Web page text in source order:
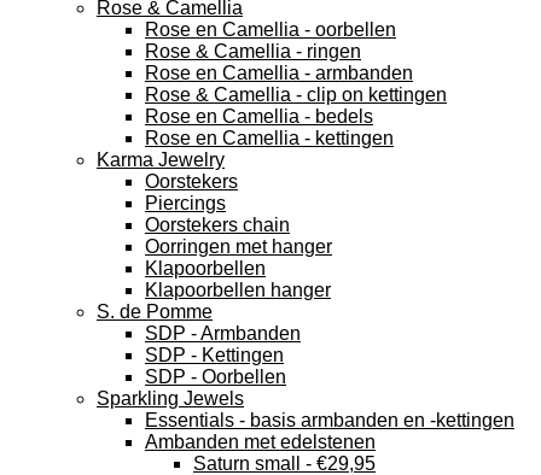
Rose & Camellia
Rose en Camellia - oorbellen
Rose & Camellia - ringen
Rose en Camellia - armbanden
Rose & Camellia - clip on kettingen
Rose en Camellia - bedels
Rose en Camellia - kettingen
Karma Jewelry
Oorstekers
Piercings
Oorstekers chain
Oorringen met hanger
Klapoorbellen
Klapoorbellen hanger
S. de Pomme
SDP - Armbanden
SDP - Kettingen
SDP - Oorbellen
Sparkling Jewels
Essentials - basis armbanden en -kettingen
Ambanden met edelstenen
Saturn small - €29,95